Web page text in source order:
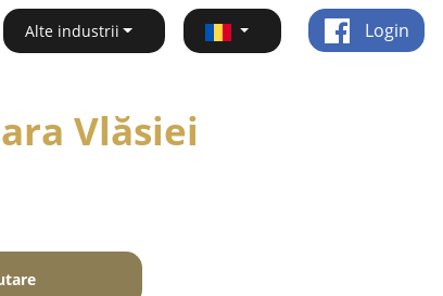
Alte industrii Login
Vlăsiei